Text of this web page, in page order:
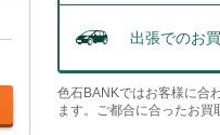
出張でのお
色石BANKではお客様に合
ます。ご都合に合ったお買